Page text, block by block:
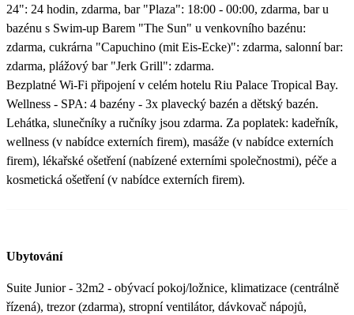
24": 24 hodin, zdarma, bar "Plaza": 18:00 - 00:00, zdarma, bar u
bazénu s Swim-up Barem "The Sun" u venkovního bazénu:
zdarma, cukrárna "Capuchino (mit Eis-Ecke)": zdarma, salonní bar:
zdarma, plážový bar "Jerk Grill": zdarma.
Bezplatné Wi-Fi připojení v celém hotelu Riu Palace Tropical Bay.
Wellness - SPA: 4 bazény - 3x plavecký bazén a dětský bazén.
Lehátka, slunečníky a ručníky jsou zdarma. Za poplatek: kadeřník,
wellness (v nabídce externích firem), masáže (v nabídce externích
firem), lékařské ošetření (nabízené externími společnostmi), péče a
kosmetická ošetření (v nabídce externích firem).
Ubytování
Suite Junior - 32m2 - obývací pokoj/ložnice, klimatizace (centrálně
řízená), trezor (zdarma), stropní ventilátor, dávkovač nápojů,